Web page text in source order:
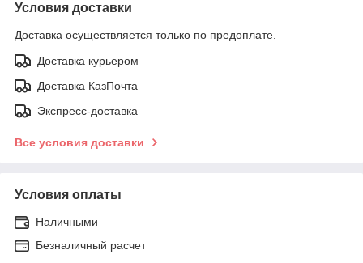
Условия доставки
Доставка осуществляется только по предоплате.
Доставка курьером
Доставка КазПочта
Экспресс-доставка
Все условия доставки
Условия оплаты
Наличными
Безналичный расчет